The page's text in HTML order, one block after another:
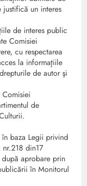
un interes
de interes public
Comisiei
cu respectarea
la informaţiile
de autor şi
de
în baza Legii privind
din17
aprobare prin
în Monitorul